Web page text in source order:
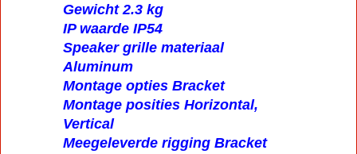
Gewicht 2.3 kg
IP waarde IP54
Speaker grille materiaal
Aluminum
Montage opties Bracket
Montage posities Horizontal,
Vertical
Meegeleverde rigging Bracket